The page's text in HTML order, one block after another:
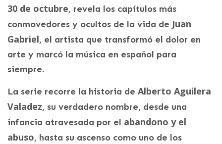
30 de octubre, revela los capítulos más
conmovedores y ocultos de la vida de Juan
Gabriel, el artista que transformó el dolor en
arte y marcó la música en español para
siempre.
La serie recorre la historia de Alberto Aguilera
Valadez, su verdadero nombre, desde una
infancia atravesada por el abandono y el
abuso, hasta su ascenso como uno de los